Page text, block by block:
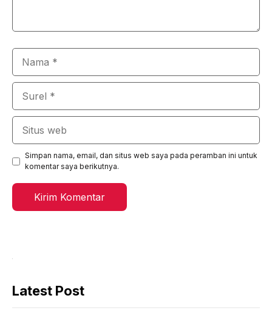
Simpan nama, email, dan situs web saya pada peramban ini untuk
komentar saya berikutnya.
Latest Post